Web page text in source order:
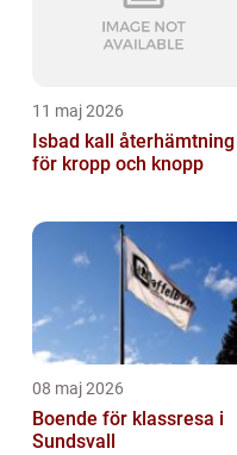
11 maj 2026
Isbad kall återhämtning
för kropp och knopp
08 maj 2026
Boende för klassresa i
Sundsvall